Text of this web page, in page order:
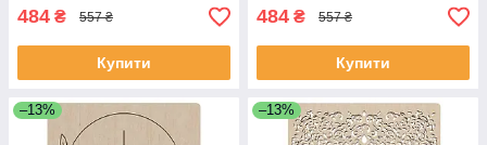
484 ₴ 557 ₴
Купити
484 ₴ 557 ₴
Купити
–13% –13%